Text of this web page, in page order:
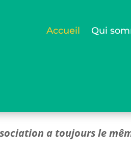
Accueil Qui
a toujours le